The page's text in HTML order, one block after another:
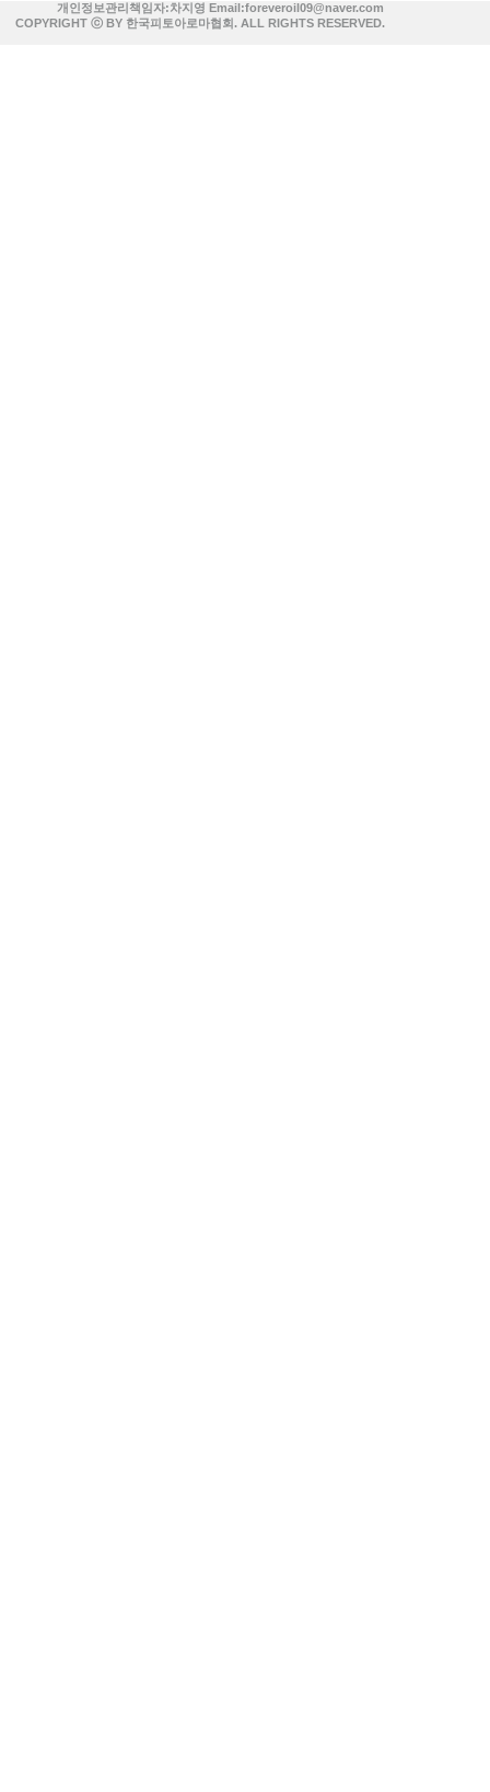
개인정보관리책임자:차지영 Email:foreveroil09@naver.com
COPYRIGHT ⓒ BY 한국피토아로마협회. ALL RIGHTS RESERVED.